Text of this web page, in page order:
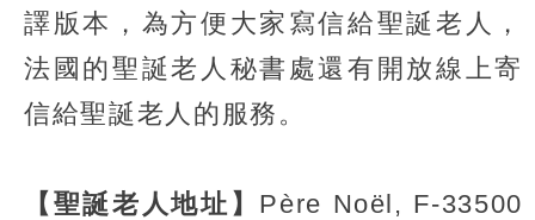
譯版本，為方便大家寫信給聖誕老人，
法國的聖誕老人秘書處還有開放線上寄
信給聖誕老人的服務。
【聖誕老人地址】 Père Noël, F-33500